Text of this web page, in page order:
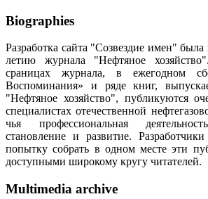
Biographies
Разработка сайта "Созвездие имен" была
летию журнала "Нефтяное
сраницах журнала, в ежегодном
Воспоминания» и ряде книг,
"Нефтяное хозяйство", публикуются
специалистах отечественной
чья профессиональная
становление и развитие.
попытку собрать в одном месте эти
доступными широкому кругу читателей.
Multimedia archive